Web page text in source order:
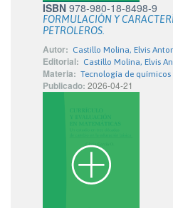
ISBN 978-980-18-8498-9
FORMULACIÓN Y
PETROLEROS.
Autor: Castillo Molina, Elvis
Editorial: Castillo Molina, Elvis
Materia: Tecnología de
Publicado: 2026-04-21